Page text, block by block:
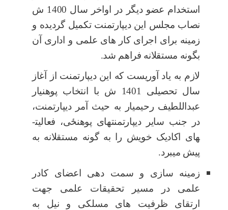
استخدام عضو دیگر در اواخر سال 1400 ش
نصاب مجلس این دیپارتمنت تکمیل گردیده و
زمینه برای اجرای کار های علمی و اداری آن
بگونه مستقلانه فراهم شد.
لازم به یاد آوری­ست که این دیپارتمنت از آغاز
سال تحصیلی 1401 ش با انتخاب پوهنیار
عبداللطیف رحیم­یار به حیث آمر دیپارتمنت،
در جنب سایر دیپارتمنت­های پوهنځی، فعالیت­
های اکادیک خویش را به گونه مستقلانه به
پیش می­برد.
زمینه سازی و سمت دهی اعضای کادر
علمی در مسیر تحقیقات علمی جهت
ارتقای ظرفیت های مسلکی و نیل به